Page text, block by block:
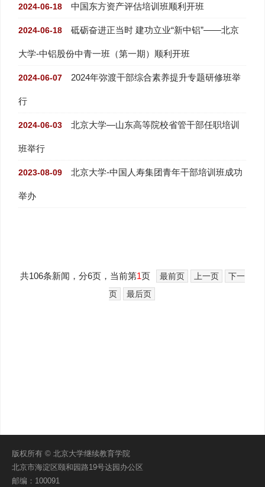
2024-06-18 中国东方资产评估培训班顺利开班
2024-06-18 砥砺奋进正当时 建功立业“新中铝”——北京
大学-中铝股份中青一班（第一期）顺利开班
2024-06-07 2024年弥渡干部综合素养提升专题研修班举
行
2024-06-03 北京大学—山东高等院校省管干部任职培训
班举行
2023-08-09 北京大学-中国人寿集团青年干部培训班成功
举办
共106条新闻，分6页，当前第1页 最前页 上一页
下一
页
最后页
版权所有 © 北京大学继续教育学院
北京市海淀区颐和园路19号达园办公区
邮编：100091